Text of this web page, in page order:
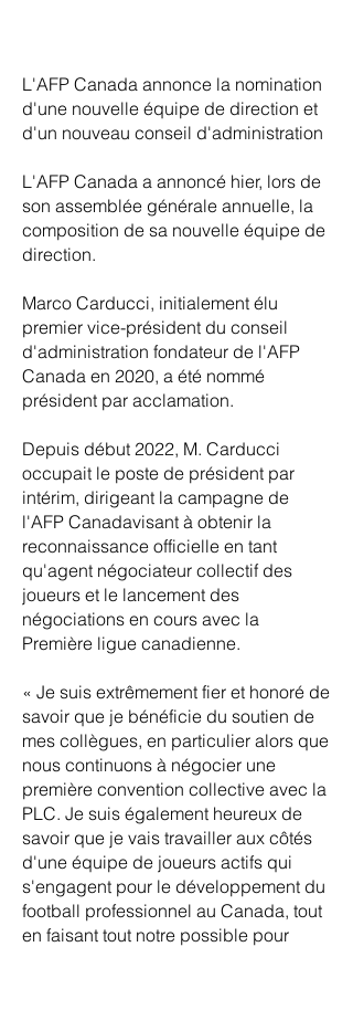
L'AFP Canada annonce la nomination
d'une nouvelle équipe de direction et
d'un nouveau conseil d'administration
L'AFP Canada a annoncé hier, lors de
son assemblée générale annuelle, la
composition de sa nouvelle équipe de
direction.
Marco Carducci, initialement élu
premier vice-président du conseil
d'administration fondateur de l'AFP
Canada en 2020, a été nommé
président par acclamation.
Depuis début 2022, M. Carducci
occupait le poste de président par
intérim, dirigeant la campagne de
l'AFP Canadavisant à obtenir la
reconnaissance officielle en tant
qu'agent négociateur collectif des
joueurs et le lancement des
négociations en cours avec la
Première ligue canadienne.
« Je suis extrêmement fier et honoré de
savoir que je bénéficie du soutien de
mes collègues, en particulier alors que
nous continuons à négocier une
première convention collective avec la
PLC. Je suis également heureux de
savoir que je vais travailler aux côtés
d'une équipe de joueurs actifs qui
s'engagent pour le développement du
football professionnel au Canada, tout
en faisant tout notre possible pour